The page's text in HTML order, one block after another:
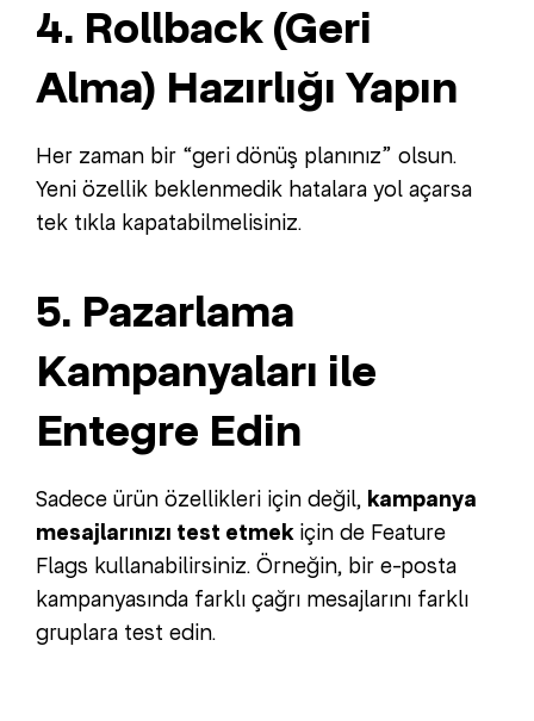
4. Rollback (Geri
Alma) Hazırlığı Yapın
Her zaman bir “geri dönüş planınız” olsun.
Yeni özellik beklenmedik hatalara yol açarsa
tek tıkla kapatabilmelisiniz.
5. Pazarlama
Kampanyaları ile
Entegre Edin
Sadece ürün özellikleri için değil, kampanya
mesajlarınızı test etmekiçin de Feature
Flags kullanabilirsiniz. Örneğin, bir e-posta
kampanyasında farklı çağrı mesajlarını farklı
gruplara test edin.